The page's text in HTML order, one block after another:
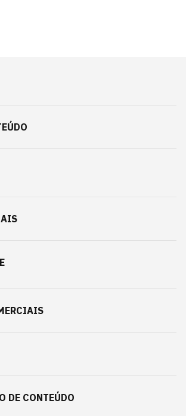
DE CONTEÚDO